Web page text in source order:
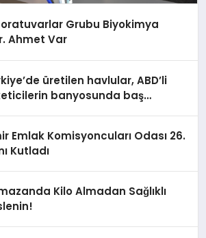
Grubu Biyokimya
Ahmet Var
üretilen havlular, ABD’li
banyosunda baş
Emlak Komisyoncuları Odası 26.
Kutladı
Kilo Almadan Sağlıklı